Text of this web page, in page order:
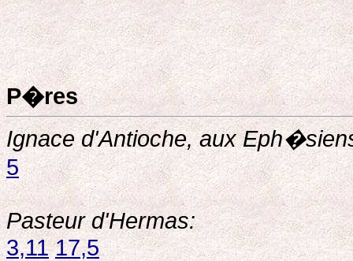
P�res
Ignace d'Antioche, aux
5
Pasteur d'Hermas:
3,11 17,5